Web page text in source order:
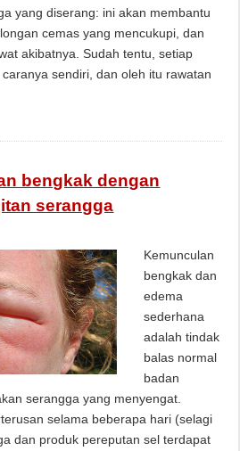
yang diserang: ini akan membantu
cemas yang mencukupi, dan
akibatnya. Sudah tentu, setiap
sendiri, dan oleh itu rawatan
bengkak dengan
serangga
Kemunculan
bengkak dan
edema
sederhana
adalah tindak
balas normal
badan
serangga yang menyengat.
selama beberapa hari (selagi
dan produk pereputan sel terdapat